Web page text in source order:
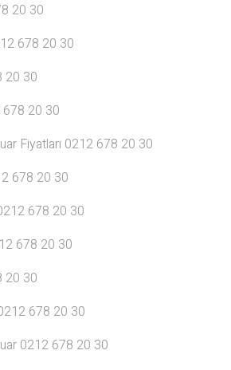
20 30
678 20 30
20 30
20 30
Fiyatları 0212 678 20 30
678 20 30
678 20 30
678 20 30
20 30
678 20 30
0212 678 20 30